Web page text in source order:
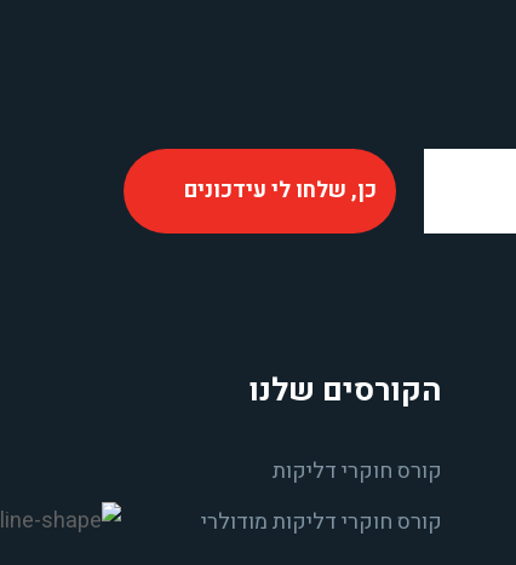
הקורסים שלנו
קורס חוקרי דליקות
קורס חוקרי דליקות מודולרי